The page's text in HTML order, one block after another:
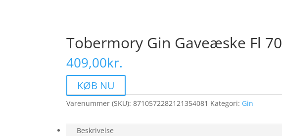
Tobermory Gin Gaveæske Fl 70
409,00kr.
KØB NU
Varenummer (SKU):8710572282121354081 Kategori: Gin
Beskrivelse